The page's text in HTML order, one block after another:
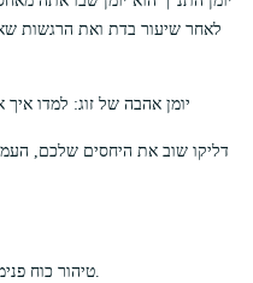
לאחר שיעור בדת ואת הרגשות
יומן אהבה של זוג: למדו
דליקו שוב את היחסים שלכם,
טיהור כוח פנימי וגמישות באמצעות יומן סטואיסטי.